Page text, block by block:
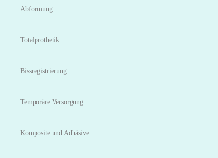
Abformung
Totalprothetik
Bissregistrierung
Temporäre Versorgung
Komposite und Adhäsive